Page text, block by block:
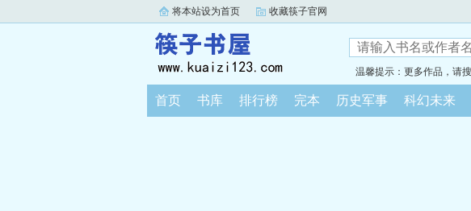
将本站设为首页 收藏筷子官网
温馨提示：更多作品，请
首页 书库 排行榜 完本 历史军事 科幻未来